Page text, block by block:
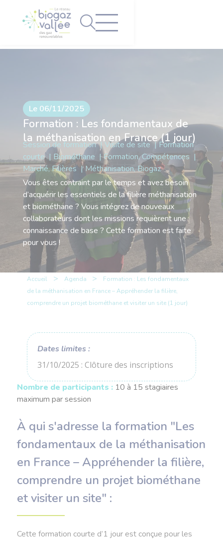
Le 06/11/2025
Formation : Les fondamentaux de
la méthanisation en France (1 jour)
Session de formation Visite de site
Formation
courte
Biométhane
Formation, Compétences
Marché, Filières
Méthanisation, Biogaz
Vous êtes contraint par le temps et avez besoin
d’acquérir les essentiels de la filière méthanisation
et biométhane ? Vous intégrez de nouveaux
collaborateurs dont les missions requièrent une
connaissance de base ? Cette formation est faite
pour vous !
Accueil > Agenda >
Formation : Les fondamentaux
de la méthanisation en France – Appréhender la filière,
comprendre un projet biométhane et visiter un site (1 jour)
Dates limites :
31/10/2025 : Clôture des inscriptions
Nombre de participants : 10 à 15 stagiaires
maximum par session
À qui s'adresse la formation "Les
fondamentaux de la méthanisation
en France – Appréhender la filière,
comprendre un projet biométhane
et visiter un site" :
Cette formation courte d’1 jour est conçue pour les
Panneau de gestion des cookies